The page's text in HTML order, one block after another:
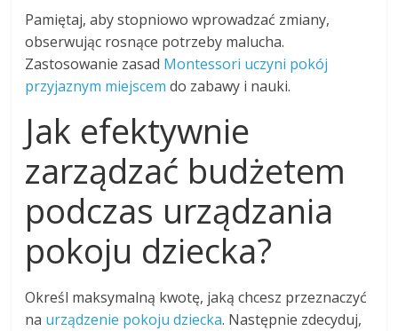
Pamiętaj, aby stopniowo wprowadzać zmiany,
obserwując rosnące potrzeby malucha.
Zastosowanie zasad Montessori uczyni pokój
przyjaznym miejscem do zabawy i nauki.
Jak efektywnie
zarządzać budżetem
podczas urządzania
pokoju dziecka?
Określ maksymalną kwotę, jaką chcesz przeznaczyć
na urządzenie pokoju dziecka. Następnie zdecyduj,